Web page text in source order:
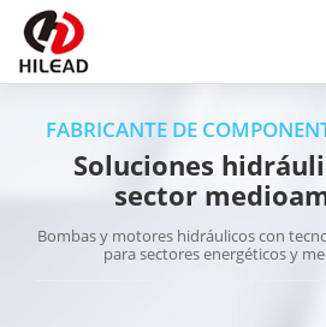
FABRICANTE DE
Soluciones
sector
Bombas y motores hidráulicos con
para sectores energéticos y